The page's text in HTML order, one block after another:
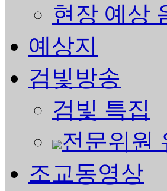
현장 예상
예상지
검빛방송
검빛 특집
전문위원
조교동영상